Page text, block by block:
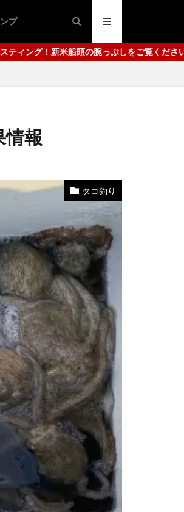
プ
をご覧ください。使用しているタックル等
報
タコ釣り